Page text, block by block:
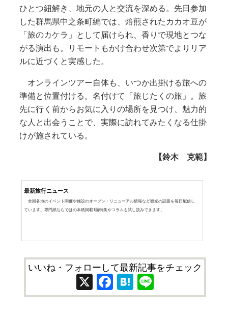
ひとつ紐解き、地元の人と交流を深める。先日参加
した群馬県中之条町編では、焙煎されたカカオ豆が
「旅のカケラ」として届けられ、香りで現地とつな
がる演出も。リモートもかけ合わせ次第でよりリア
ルに近づくと実感した。
オンラインツアー自体も、いつか出掛ける旅への
準備と位置付ける。名付けて「旅じたくの旅」。旅
先に行く前からお気に入りの場所を見つけ、魅力的
な人と出会うことで、実際に訪れてみたくなる仕掛
けが施されている。
【鈴木 克範】
最新旅行ニュース
全国各地のイベント開催や施設のオープン・リニューアル情報など観光の話題を毎日配信し
ています。専門紙ならではの本紙掲載1面特集やコラムも試し読みできます。
いいね・フォローして最新記事をチェック
X Facebook
Hatena